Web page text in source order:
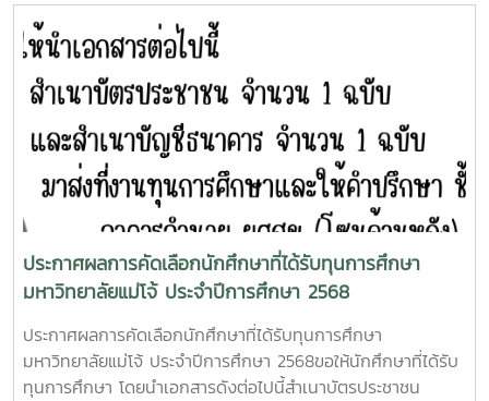
สาขาวิชารัฐศาสตร์มหาวิทยาลัยแม่โจ้ - แพร่
เฉลิมพระเกียรติ๑๙. นางสาวธนภรณ์ จันสา นักศึกษาชั้นปีที่ 1
รหัส 6807101303 สาขาวิชานวัตกรรมการเพาะเลี้ยงสัตว์น้ำ
ชายฝั่ง มหาวิทยาลัยแม่โจ้ - ชุมพร๒๐. นายธัญญเทพ เภรีมาศ
นักศึกษาชั้นปีที่ 1 รหัส 6807101304 สาขาวิชานวัตกรรมเพาะ
เลี้ยงสัตว์น้ำชายฝั่ง มหาวิทยาลัยแม่โจ้ – ชุมพร
ซึ่งได้รับเกียรติจาก คุณวิยะดา นราดิศร นายกเหล่ากาชาด
จังหวัดเชียงใหม่ เป็นประธานในพิธี โดยมี ผศ.ว่าที่ร้อยเอก ดร.จิ
ระชัย ยมเกิด ผู้ช่วยอธิการบดีมหาวิทยาลัยแม่โจ้ เป็นผู้กล่าว
ต้อนรับ และกล่าวรายงานวัตถุประสงค์ของการจัดกิจกรรม โดย
คุณรัชดา ตันติมาลา ผู้อำนวยการฝ่ายสื่อสารองค์กรและเครือข่าย
สัมพันธ์ กองทุนเงินให้กู้ยืมเพื่อการศึกษาการจัดกิจกรรมในครั้ง
นี้ ประกอบด้วย การแสดงชุด "แม่โจ้สยามยุทธ์" จาก ชมรมมวย
ค่ายเลือดกสิกร พ.ศ.2498 การรับบริจาคโลหิต การรับบริจาค
อวัยวะ การรับบริจาคดวงตา ซึ่งกิจกรรมนี้เป็นการปลูกฝังจิต
อาสา การมีจิตสาธารณะของนักศึกษา และความเสียสละในการ
ช่วยเหลือเพื่อนมนุษย์วันที่จัดกิจกรรม: วันที่ 5 - 6 กุมภาพันธ์
2569 เวลา: 08.30 - 16.00 น. สถานที่: ลานอนันต์ ปัญญาวีร์
อาคารอำนวย ยศสุข มหาวิทยาลัยแม่โจ้
ประกาศผลการคัดเลือกนักศึกษาที่ได้รับทุนการศึกษา
มหาวิทยาลัยแม่โจ้ ประจำปีการศึกษา 2568
ประกาศผลการคัดเลือกนักศึกษาที่ได้รับทุนการศึกษา
มหาวิทยาลัยแม่โจ้ ประจำปีการศึกษา 2568ขอให้นักศึกษาที่ได้รับ
ทุนการศึกษา โดยนำเอกสารดังต่อไปนี้สำเนาบัตรประชาชน